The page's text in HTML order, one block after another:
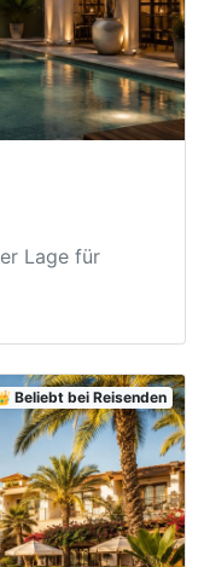
Lage für
Beliebt bei Reisenden